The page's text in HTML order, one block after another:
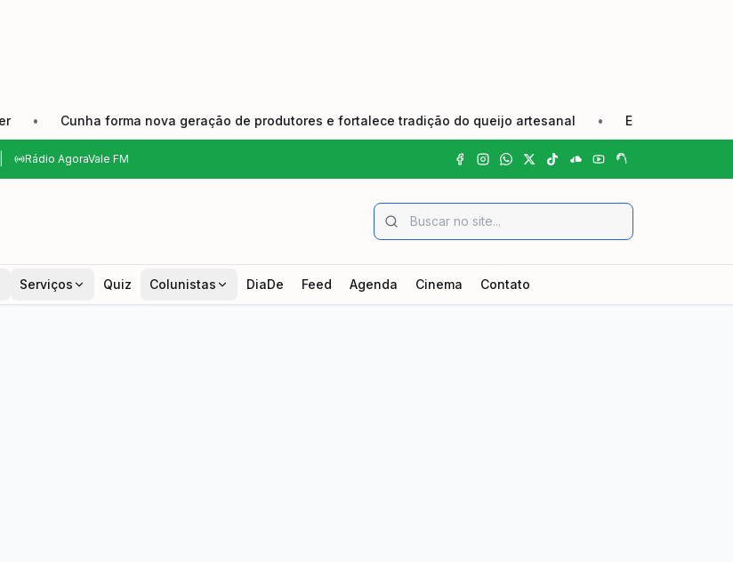
Cunha forma nova geração de produtores e fortalece tradição do queijo artesanal • Edital de Convocação
Rádio AgoraVale FM
Serviços Quiz Colunistas DiaDe Feed Agenda Cinema Contato